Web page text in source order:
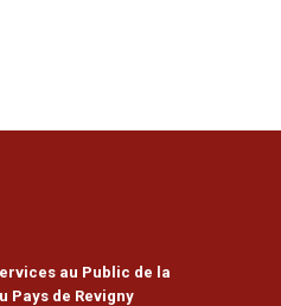
au Public de la
Pays de Revigny